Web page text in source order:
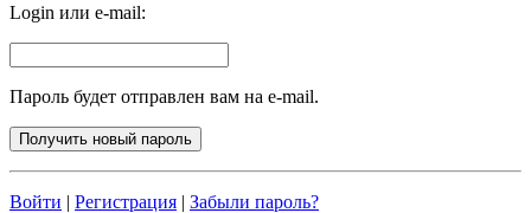
Login или e-mail:
Пароль будет отправлен вам на e-mail.
Войти | Регистрация | Забыли пароль?